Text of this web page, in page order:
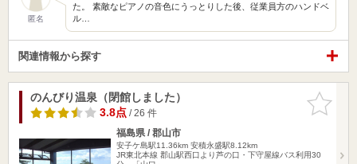
匿名
た。 素敵なピアノの音色にうっとりした後、従業員方のハンドベ
ル…
関連情報から探す
お気に入
りに追加
のんびり温泉（閉館しました）
3.8点/ 26 件
福島県 / 郡山市
安子ケ島駅11.36km 安積永盛駅8.12km
JR東北本線 郡山駅西口より芦の口・下守屋線バス利用30